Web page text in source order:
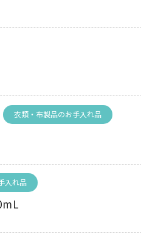
衣類・布製品のお手入れ品
入れ品